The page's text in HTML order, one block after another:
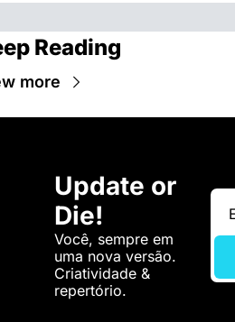
Reading
more
Update or
Die!
Você, sempre em
uma nova versão.
Criatividade &
repertório.